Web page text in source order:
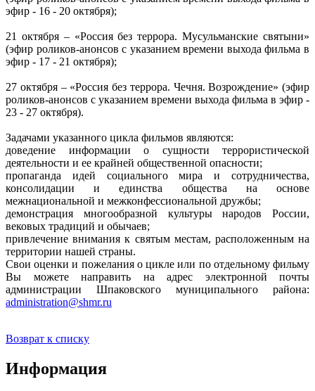
эфир - 16 - 20 октября);
21 октября – «Россия без террора. Мусульманские святыни»
(эфир роликов-анонсов с указанием времени выхода фильма в
эфир - 17 - 21 октября);
27 октября – «Россия без террора. Чечня. Возрождение» (эфир
роликов-анонсов с указанием времени выхода фильма в эфир -
23 - 27 октября).
Задачами указанного цикла фильмов являются:
доведение информации о сущности террористической
деятельности и ее крайней общественной опасности;
пропаганда идей социального мира и сотрудничества,
консолидации и единства общества на основе
межнациональной и межконфессиональной дружбы;
демонстрация многообразной культуры народов России,
вековых традиций и обычаев;
привлечение внимания к святым местам, расположенным на
территории нашей страны.
Свои оценки и пожелания о цикле или по отдельному фильму
Вы можете направить на адрес электронной почты
администрации Шпаковского муниципального района:
administration@shmr.ru
Возврат к списку
Информация